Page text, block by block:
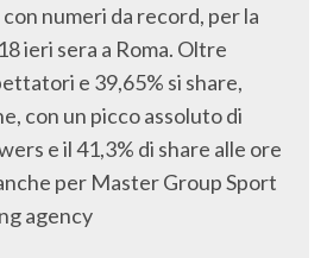
numeri da record, per la
ieri sera a Roma. Oltre
e 39,65% si share,
con un picco assoluto di
e il 41,3% di share alle ore
per Master Group Sport
agency